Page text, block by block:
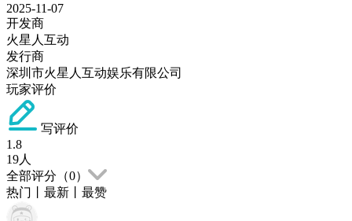
2025-11-07
开发商
火星人互动
发行商
深圳市火星人互动娱乐有限公司
玩家评价
写评价
1.8
19人
全部评分（0）
热门
最新 最赞